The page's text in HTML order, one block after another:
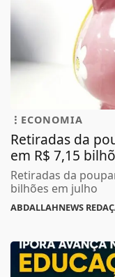
ECONOMIA
Retiradas da
em R$ 7,15
Retiradas da
bilhões em julho
ABDALLAHNEWS